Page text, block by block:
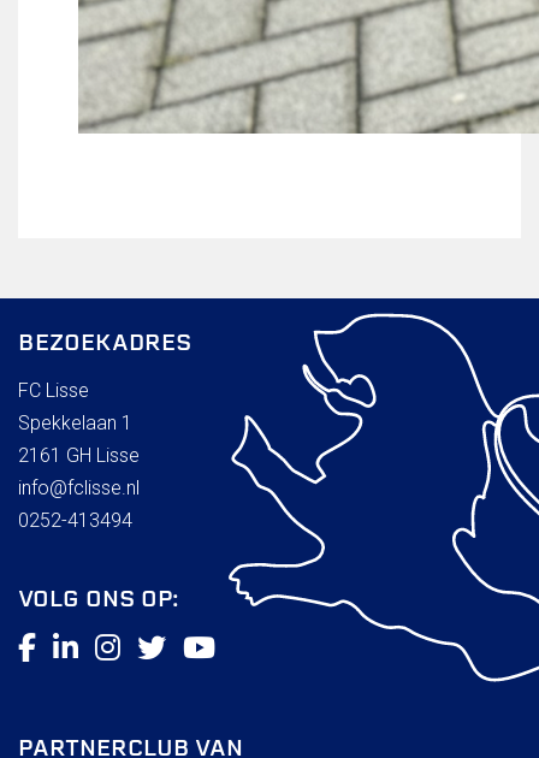
BEZOEKADRES
FC Lisse
Spekkelaan 1
2161 GH Lisse
info@fclisse.nl
0252-413494
VOLG ONS OP:
PARTNERCLUB VAN